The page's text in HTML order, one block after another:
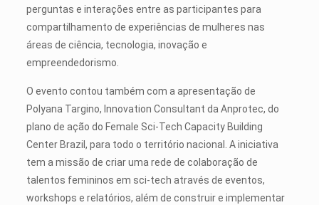
perguntas e interações entre as participantes para
compartilhamento de experiências de mulheres nas
áreas de ciência, tecnologia, inovação e
empreendedorismo.
O evento contou também com a apresentação de
Polyana Targino, Innovation Consultant da Anprotec, do
plano de ação do Female Sci-Tech Capacity Building
Center Brazil, para todo o território nacional. A iniciativa
tem a missão de criar uma rede de colaboração de
talentos femininos em sci-tech através de eventos,
workshops e relatórios, além de construir e implementar